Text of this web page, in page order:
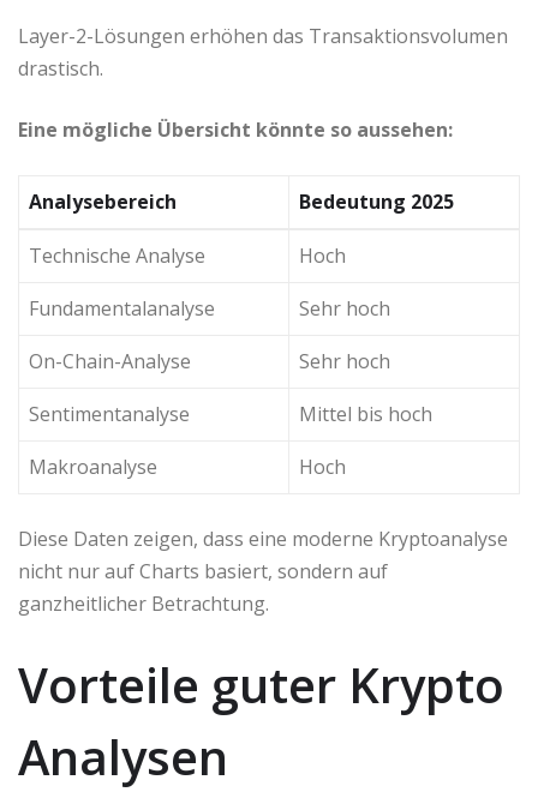
Layer-2-Lösungen erhöhen das Transaktionsvolumen
drastisch.
Eine mögliche Übersicht könnte so aussehen:
Analysebereich Bedeutung 2025
Technische Analyse
Hoch
Fundamentalanalyse
Sehr hoch
On-Chain-Analyse
Sehr hoch
Sentimentanalyse
Mittel bis hoch
Makroanalyse
Hoch
Diese Daten zeigen, dass eine moderne Kryptoanalyse
nicht nur auf Charts basiert, sondern auf
ganzheitlicher Betrachtung.
Vorteile guter Krypto
Analysen